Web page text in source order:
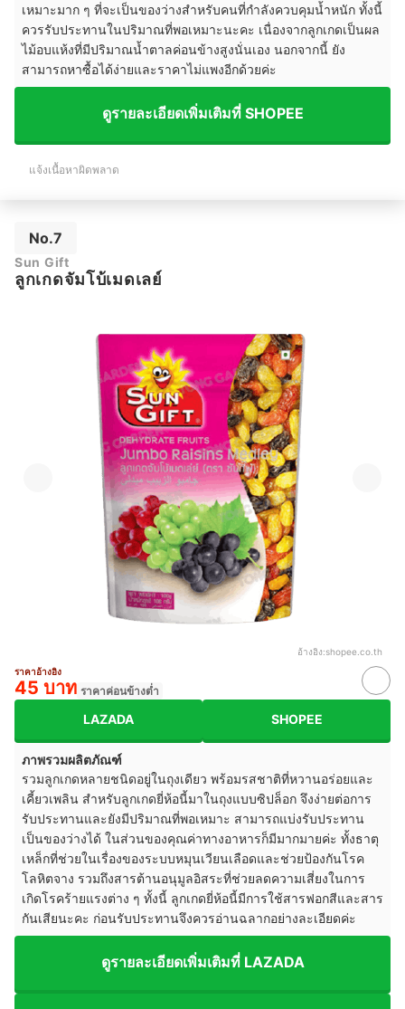
เหมาะมาก ๆ ที่จะเป็นของว่างสำหรับคนที่กำลังควบคุมน้ำหนัก ทั้งนี้
ควรรับประทานในปริมาณที่พอเหมาะนะคะ เนื่องจากลูกเกดเป็นผล
ไม้อบแห้งที่มีปริมาณน้ำตาลค่อนข้างสูงนั่นเอง นอกจากนี้ ยัง
สามารถหาซื้อได้ง่ายและราคาไม่แพงอีกด้วยค่ะ
ดูรายละเอียดเพิ่มเติมที่ SHOPEE
แจ้งเนื้อหาผิดพลาด
No.7
Sun Gift
ลูกเกดจัมโบ้เมดเลย์
อ้างอิง:shopee.co.th
ราคาอ้างอิง
45 บาท ราคาค่อนข้างต่ำ
LAZADA SHOPEE
ภาพรวมผลิตภัณฑ์
รวมลูกเกดหลายชนิดอยู่ในถุงเดียว พร้อมรสชาติที่หวานอร่อยและ
เคี้ยวเพลิน สำหรับลูกเกดยี่ห้อนี้มาในถุงแบบซิปล็อก จึงง่ายต่อการ
รับประทานและยังมีปริมาณที่พอเหมาะ สามารถแบ่งรับประทาน
เป็นของว่างได้ ในส่วนของคุณค่าทางอาหารก็มีมากมายค่ะ ทั้งธาตุ
เหล็กที่ช่วยในเรื่องของระบบหมุนเวียนเลือดและช่วยป้องกันโรค
โลหิตจาง รวมถึงสารต้านอนุมูลอิสระที่ช่วยลดความเสี่ยงในการ
เกิดโรคร้ายแรงต่าง ๆ ทั้งนี้ ลูกเกดยี่ห้อนี้มีการใช้สารฟอกสีและสาร
กันเสียนะคะ ก่อนรับประทานจึงควรอ่านฉลากอย่างละเอียดค่ะ
ดูรายละเอียดเพิ่มเติมที่ LAZADA